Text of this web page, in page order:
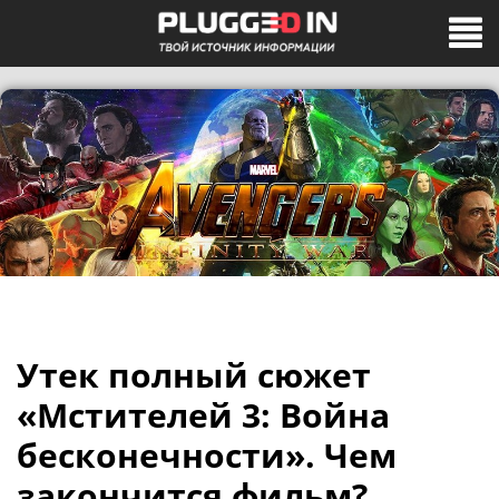
Утек полный сюжет
«Мстителей 3: Война
бесконечности». Чем